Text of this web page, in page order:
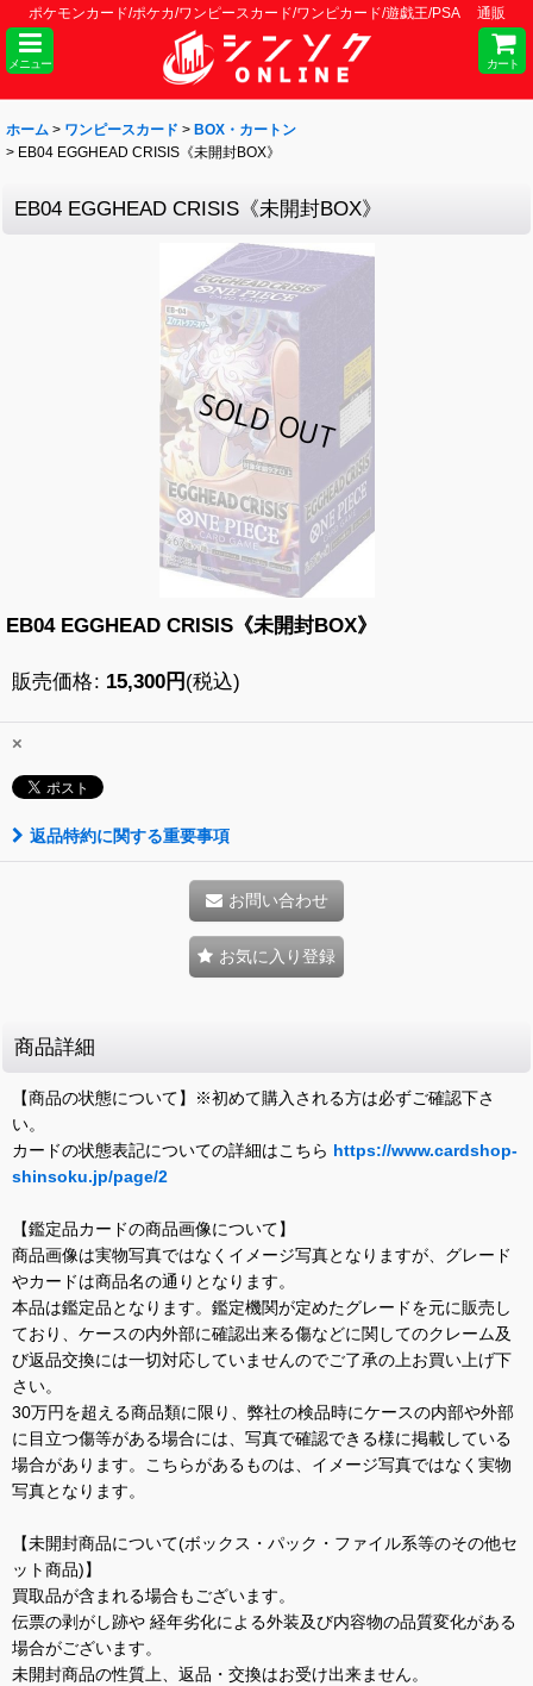
ポケモンカード/ポケカ/ワンピースカード/ワンピカード/遊戯王/PSA 通販
メニュー カート
ホーム > ワンピースカード > BOX・カートン
> EB04 EGGHEAD CRISIS《未開封BOX》
EB04 EGGHEAD CRISIS《未開封BOX》
EB04 EGGHEAD CRISIS《未開封BOX》
販売価格: 15,300円 (税込)
×
返品特約に関する重要事項
お問い合わせ
お気に入り登録
商品詳細
【商品の状態について】※初めて購入される方は必ずご確認下さ
い。
カードの状態表記についての詳細はこちら https://www.cardshop-
shinsoku.jp/page/2
【鑑定品カードの商品画像について】
商品画像は実物写真ではなくイメージ写真となりますが、グレード
やカードは商品名の通りとなります。
本品は鑑定品となります。鑑定機関が定めたグレードを元に販売し
ており、ケースの内外部に確認出来る傷などに関してのクレーム及
び返品交換には一切対応していませんのでご了承の上お買い上げ下
さい。
30万円を超える商品類に限り、弊社の検品時にケースの内部や外部
に目立つ傷等がある場合には、写真で確認できる様に掲載している
場合があります。こちらがあるものは、イメージ写真ではなく実物
写真となります。
【未開封商品について(ボックス・パック・ファイル系等のその他セ
ット商品)】
買取品が含まれる場合もございます。
伝票の剥がし跡や 経年劣化による外装及び内容物の品質変化がある
場合がございます。
未開封商品の性質上、返品・交換はお受け出来ません。